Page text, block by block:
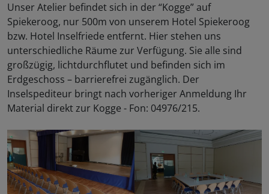
Unser Atelier befindet sich in der “Kogge” auf
Spiekeroog, nur 500m von unserem Hotel Spiekeroog
bzw. Hotel Inselfriede entfernt. Hier stehen uns
unterschiedliche Räume zur Verfügung. Sie alle sind
großzügig, lichtdurchflutet und befinden sich im
Erdgeschoss – barrierefrei zugänglich. Der
Inselspediteur bringt nach vorheriger Anmeldung Ihr
Material direkt zur Kogge - Fon: 04976/215.